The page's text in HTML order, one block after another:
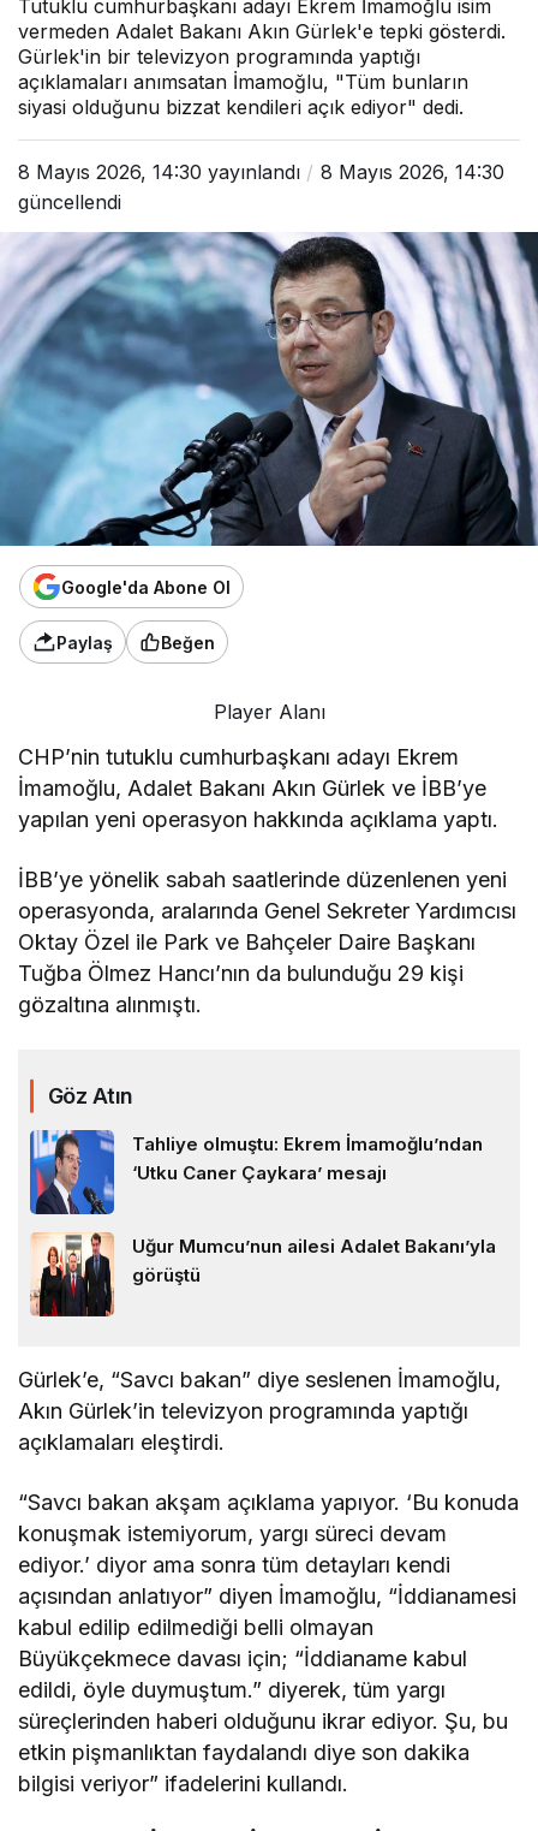
Tutuklu cumhurbaşkanı adayı Ekrem İmamoğlu isim
vermeden Adalet Bakanı Akın Gürlek'e tepki gösterdi.
Gürlek'in bir televizyon programında yaptığı
açıklamaları anımsatan İmamoğlu, "Tüm bunların
siyasi olduğunu bizzat kendileri açık ediyor" dedi.
8 Mayıs 2026, 14:30 yayınlandı
8 Mayıs 2026, 14:30
güncellendi
Google'da Abone Ol
Paylaş Beğen
Player Alanı
CHP’nin tutuklu cumhurbaşkanı adayı Ekrem
İmamoğlu, Adalet Bakanı Akın Gürlek ve İBB’ye
yapılan yeni operasyon hakkında açıklama yaptı.
İBB’ye yönelik sabah saatlerinde düzenlenen yeni
operasyonda, aralarında Genel Sekreter Yardımcısı
Oktay Özel ile Park ve Bahçeler Daire Başkanı
Tuğba Ölmez Hancı’nın da bulunduğu 29 kişi
gözaltına alınmıştı.
Göz Atın
Tahliye olmuştu: Ekrem İmamoğlu’ndan
‘Utku Caner Çaykara’ mesajı
Uğur Mumcu’nun ailesi Adalet Bakanı’yla
görüştü
Gürlek’e, “Savcı bakan” diye seslenen İmamoğlu,
Akın Gürlek’in televizyon programında yaptığı
açıklamaları eleştirdi.
“Savcı bakan akşam açıklama yapıyor. ‘Bu konuda
konuşmak istemiyorum, yargı süreci devam
ediyor.’ diyor ama sonra tüm detayları kendi
açısından anlatıyor” diyen İmamoğlu, “İddianamesi
kabul edilip edilmediği belli olmayan
Büyükçekmece davası için; “İddianame kabul
edildi, öyle duymuştum.” diyerek, tüm yargı
süreçlerinden haberi olduğunu ikrar ediyor. Şu, bu
etkin pişmanlıktan faydalandı diye son dakika
bilgisi veriyor” ifadelerini kullandı.